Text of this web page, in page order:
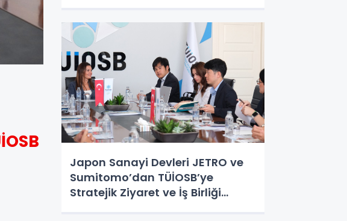
Japon Sanayi Devleri JETRO ve
Sumitomo’dan TÜİOSB’ye
Stratejik Ziyaret ve İş Birliği